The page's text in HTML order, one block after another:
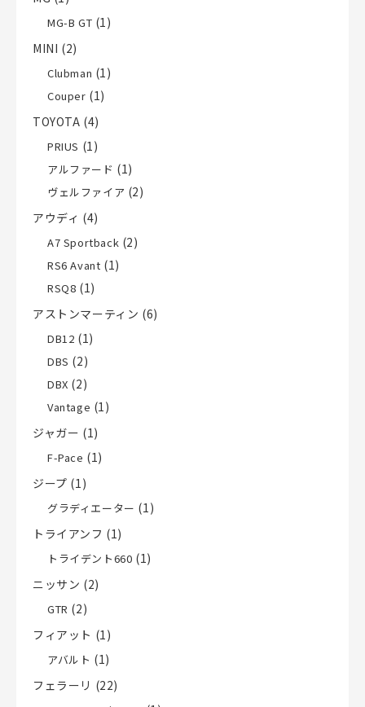
MG-B GT (1)
MINI (2)
Clubman (1)
Couper (1)
TOYOTA (4)
PRIUS (1)
アルファード (1)
ヴェルファイア (2)
アウディ (4)
A7 Sportback (2)
RS6 Avant (1)
RSQ8 (1)
アストンマーティン (6)
DB12 (1)
DBS (2)
DBX (2)
Vantage (1)
ジャガー (1)
F-Pace (1)
ジープ (1)
グラディエーター (1)
トライアンフ (1)
トライデント660 (1)
ニッサン (2)
GTR (2)
フィアット (1)
アバルト (1)
フェラーリ (22)